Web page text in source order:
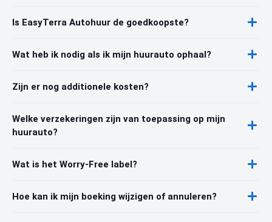
Is EasyTerra Autohuur de goedkoopste?
Wat heb ik nodig als ik mijn huurauto ophaal?
Zijn er nog additionele kosten?
Welke verzekeringen zijn van toepassing op mijn
huurauto?
Wat is het Worry-Free label?
Hoe kan ik mijn boeking wijzigen of annuleren?